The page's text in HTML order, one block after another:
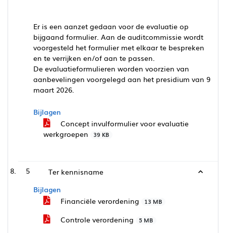
Er is een aanzet gedaan voor de evaluatie op
bijgaand formulier. Aan de auditcommissie wordt
voorgesteld het formulier met elkaar te bespreken
en te verrijken en/of aan te passen.
De evaluatieformulieren worden voorzien van
aanbevelingen voorgelegd aan het presidium van 9
maart 2026.
Bijlagen
Concept invulformulier voor evaluatie
werkgroepen
39 KB
5
Ter kennisname
Bijlagen
Financiële verordening
13 MB
Controle verordening 5 MB